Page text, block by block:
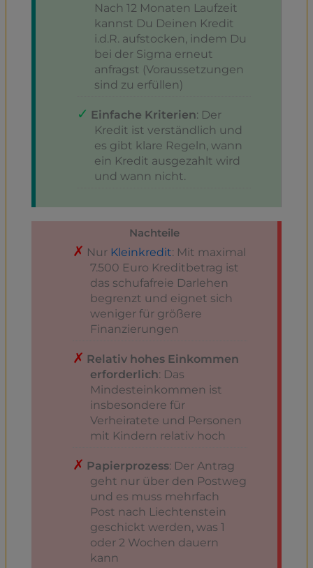
Nach 12 Monaten Laufzeit
kannst Du Deinen Kredit
i.d.R. aufstocken, indem Du
bei der Sigma erneut
anfragst (Voraussetzungen
sind zu erfüllen)
Einfache Kriterien: Der
Kredit ist verständlich und
es gibt klare Regeln, wann
ein Kredit ausgezahlt wird
und wann nicht.
Nachteile
Nur Kleinkredit: Mit maximal
7.500 Euro Kreditbetrag ist
das schufafreie Darlehen
begrenzt und eignet sich
weniger für größere
Finanzierungen
Relativ hohes Einkommen
erforderlich: Das
Mindesteinkommen ist
insbesondere für
Verheiratete und Personen
mit Kindern relativ hoch
Papierprozess: Der Antrag
geht nur über den Postweg
und es muss mehrfach
Post nach Liechtenstein
geschickt werden, was 1
oder 2 Wochen dauern
kann